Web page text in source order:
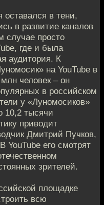
оставался в тени,
в развитие каналов
случае просто
где и была
аудитория. К
на YouTube в
человек – он
в российском
у «Луномосиков»
10,2 тысячи
приводит
Дмитрий Пучков,
YouTube его смотрят
зрителей.
площадке
всю